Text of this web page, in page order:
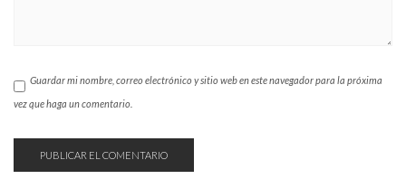
Guardar mi nombre, correo electrónico y sitio web en este navegador para la próxima
vez que haga un comentario.